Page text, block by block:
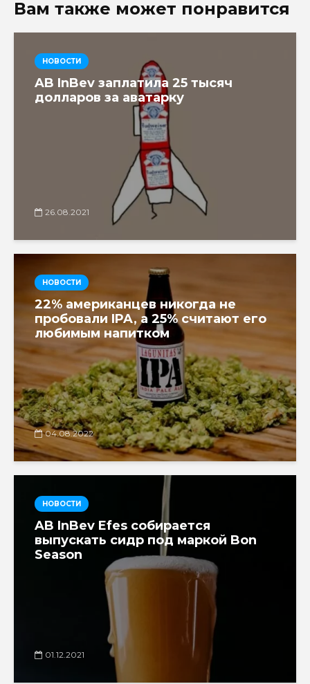
Вам также может понравится
НОВОСТИ
AB InBev заплатила 25 тысяч
долларов за аватарку
26.08.2021
НОВОСТИ
22% американцев никогда не
пробовали IPA, а 25% считают его
любимым напитком
04.08.2022
НОВОСТИ
AB InBev Efes собирается
выпускать сидр под маркой Bon
Season
01.12.2021